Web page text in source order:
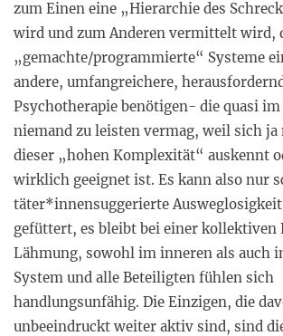
zum Einen eine „Hierarchie des
wird und zum Anderen vermittelt wird,
„gemachte/programmierte“ Systeme
andere, umfangreichere,
Psychotherapie benötigen- die quasi im
niemand zu leisten vermag, weil sich
dieser „hohen Komplexität“ auskennt
wirklich geeignet ist. Es kann also nur
täter*innensuggerierte
gefüttert, es bleibt bei einer kollektiven
Lähmung, sowohl im inneren als auch
System und alle Beteiligten fühlen sich
handlungsunfähig. Die Einzigen, die
unbeeindruckt weiter aktiv sind, sind